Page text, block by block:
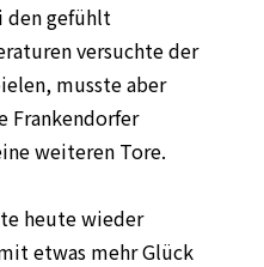
den gefühlt
versuchte der
musste aber
Frankendorfer
weiteren Tore.
heute wieder
etwas mehr Glück